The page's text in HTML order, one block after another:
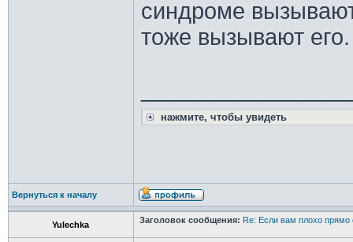
синдроме
тоже вызывают его.
нажмите, чтобы увидеть
Вернуться к началу
Yulechka Заголовок сообщения: Re: Если вам плохо прямо